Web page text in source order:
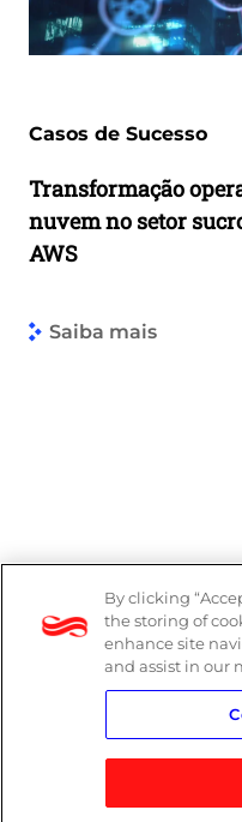
Casos de Sucesso
Transformação
nuvem no setor
AWS
Saiba mais
By clicking
the storing of
enhance site
and assist in our